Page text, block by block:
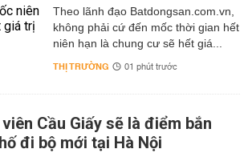
Theo lãnh đạo Batdongsan.com.vn,
không phải cứ đến mốc thời gian hết
niên hạn là chung cư sẽ hết giá...
THỊ TRƯỜNG 01 phút trước
Cầu Giấy sẽ là điểm bắn
đi bộ mới tại Hà Nội